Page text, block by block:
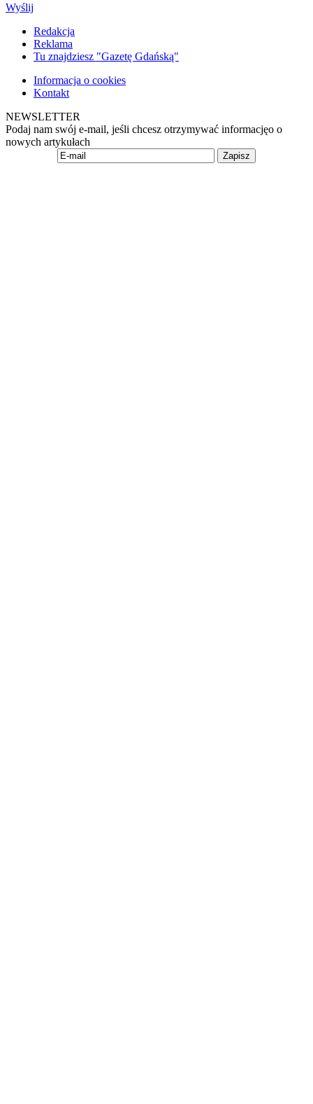
Wyślij
Redakcja
Reklama
Tu znajdziesz "Gazetę Gdańską"
Informacja o cookies
Kontakt
NEWSLETTER
Podaj nam swój e-mail, jeśli chcesz otrzymywać informacjęo o
nowych artykułach
Zapisz